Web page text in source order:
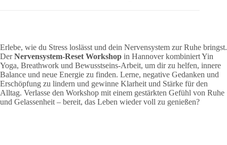
Erlebe, wie du Stress loslässt und dein Nervensystem zur Ruhe bringst.
DerNervensystem-Reset Workshop in Hannover kombiniert Yin
Yoga, Breathwork und Bewusstseins-Arbeit, um dir zu helfen, innere
Balance und neue Energie zu finden. Lerne, negative Gedanken und
Erschöpfung zu lindern und gewinne Klarheit und Stärke für den
Alltag. Verlasse den Workshop mit einem gestärkten Gefühl von Ruhe
und Gelassenheit – bereit, das Leben wieder voll zu genießen?